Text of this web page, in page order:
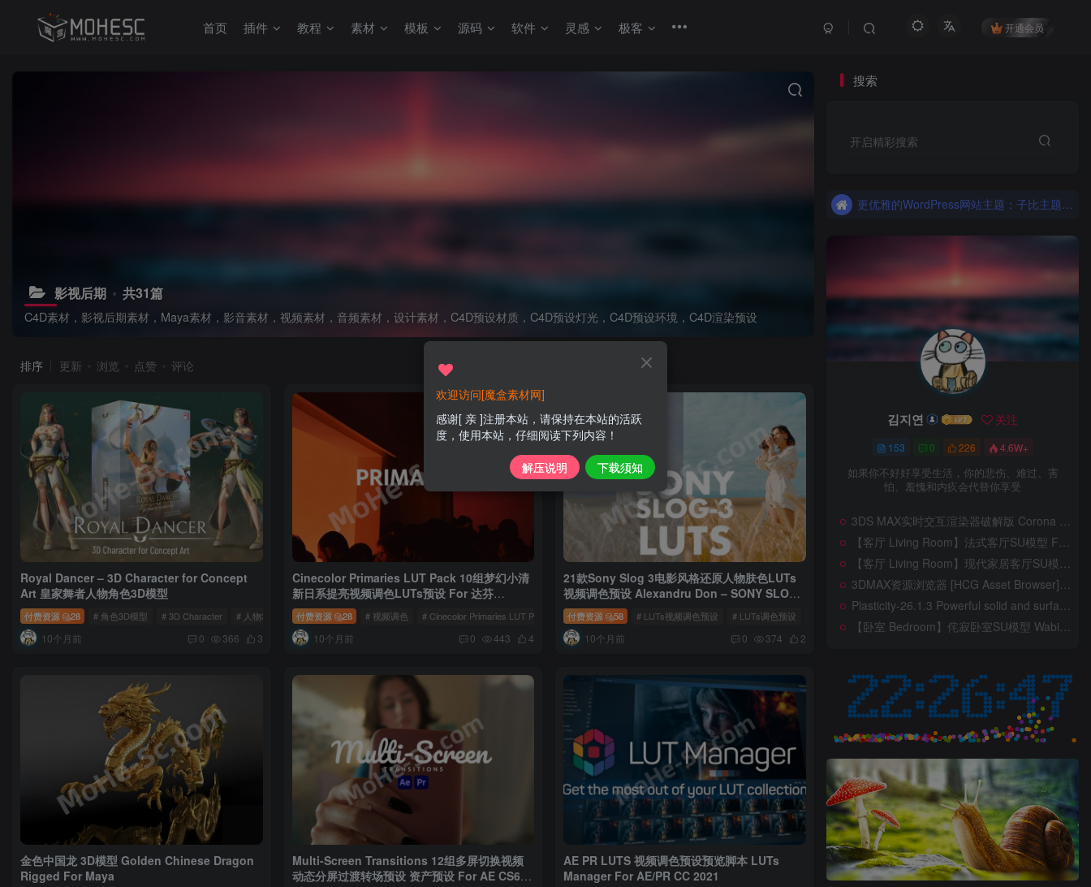
首页 插件 教程 素材 模板 源码 软件 灵感 极客 开通会员
影视后期 共31篇
C4D素材，影视后期素材，Maya素材，影音素材，视频素材，音频素材，设计素材，C4D预设材质，C4D预设灯光，C4D预设环境，C4D渲染预设
排序 更新 浏览 点赞 评论
Royal Dancer – 3D Character for Concept
Art 皇家舞者人物角色3D模型
付费资源 28 # 角色3D模型 # 3D Character # 人物3D模型
10个月前 0 366 3
Cinecolor Primaries LUT Pack 10组梦幻小清
新日系提亮视频调色LUTs预设 For 达芬
奇/AE/PR/FCPX/剪映/PS等
付费资源 28 # 视频调色 # Cinecolor Primaries LUT Pack # Cinecolor Primaries
10个月前 0 443 4
21款Sony Slog 3电影风格还原人物肤色LUTs
视频调色预设 Alexandru Don – SONY SLOG
3 LUTS – SKINTONE EDITION
付费资源 58 # LUTs视频调色预设 # LUTs调色预设
10个月前 0 374 2
金色中国龙 3D模型 Golden Chinese Dragon
Rigged For Maya
Multi-Screen Transitions 12组多屏切换视频
动态分屏过渡转场预设 资产预设 For AE CS6
AE PR LUTS 视频调色预设预览脚本 LUTs
Manager For AE/PR CC 2021
搜索
开启精彩搜索
更优雅的WordPress网站主题：子比主题！全面开启
更优雅的WordPress网站主题：子比主题！全面开启
김지연 关注
153 0 226 4.6W+
如果你不好好享受生活，你的悲伤、难过、害
怕、羞愧和内疚会代替你享受
3DS MAX实时交互渲染器破解版 Corona Render 15 Hotfix 2 For 3ds Max 2018 ~ 2027 Win + 离线材质预设库
【客厅 Living Room】法式客厅SU模型 French-style living room SketchUp model
【客厅 Living Room】现代家居客厅SU模型 Modern Living Room SketchUp Model
3DMAX资源浏览器 [HCG Asset Browser] BOA Asset Browser 0.2.1 For 3ds Max 2025 ~ 2027
Plasticity-26.1.3 Powerful solid and surface modeling 适用于强大的实体与曲面建模功能模拟软件 For Windows / Linux / MacOS
【卧室 Bedroom】侘寂卧室SU模型 Wabi-sabi Bedroom SU Model
欢迎访问[魔盒素材网]
感谢[ 亲 ]注册本站，请保持在本站的活跃
度，使用本站，仔细阅读下列内容！
解压说明 下载须知